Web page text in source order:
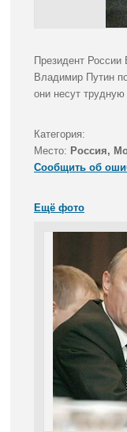
Президент
Владимир Путин
они несут
Категория:
Место: Россия,
Сообщить об
Ещё фото